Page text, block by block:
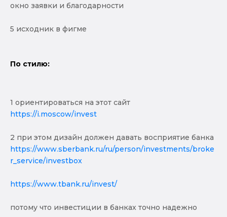
окно заявки и благодарности
5 исходник в фигме
По стилю:
1 ориентироваться на этот сайт
https://i.moscow/invest
2 при этом дизайн должен давать восприятие банка
https://www.sberbank.ru/ru/person/investments/broke
r_service/investbox
https://www.tbank.ru/invest/
потому что инвестиции в банках точно надежно